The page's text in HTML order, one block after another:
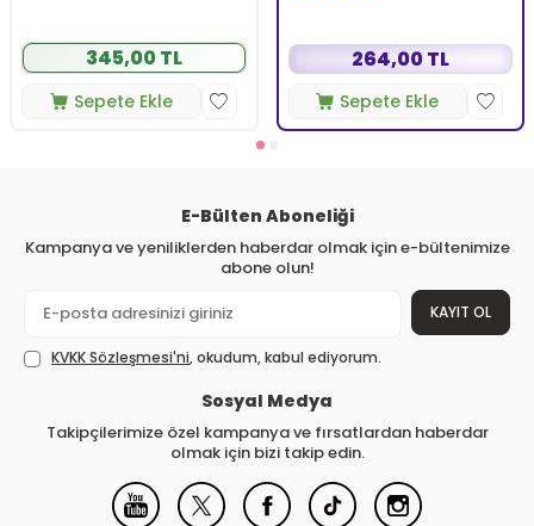
345,00 TL
Sepete Ekle
264,00 TL
Sepete Ekle
E-Bülten Aboneliği
Kampanya ve yeniliklerden haberdar olmak için e-bültenimize
abone olun!
KAYIT OL
KVKK Sözleşmesi'ni, okudum, kabul ediyorum.
Sosyal Medya
Takipçilerimize özel kampanya ve fırsatlardan haberdar
olmak için bizi takip edin.